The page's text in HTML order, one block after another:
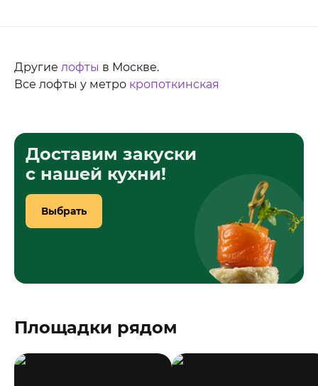
Другие лофты в Москве.
Все лофты у метро кропоткинская
Доставим закуски
с нашей кухни!
Выбрать
Площадки рядом